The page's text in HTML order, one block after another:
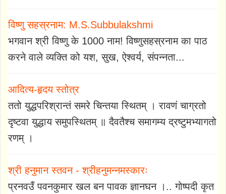
विष्णु सहस्रनाम: M.S.Subbulakshmi
भगवान श्री विष्णु के 1000 नाम! विष्णुसहस्रनाम का पाठ
करने वाले व्यक्ति को यश, सुख, ऐश्वर्य, संपन्नता...
आदित्य-हृदय स्तोत्र
ततो युद्धपरिश्रान्तं समरे चिन्तया स्थितम् । रावणं चाग्रतो
दृष्टवा युद्धाय समुपस्थितम् ॥ दैवतैश्च समागम्य द्रष्टुमभ्यागतो
रणम् ।
श्री हनुमान स्तवन - श्रीहनुमन्नमस्कारः
प्रनवउँ पवनकुमार खल बन पावक ज्ञानघन ।.. गोष्पदी कृत